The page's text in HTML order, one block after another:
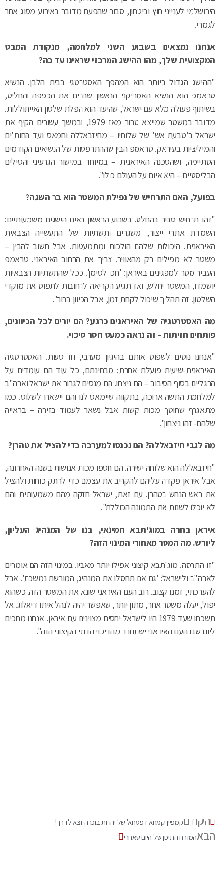
הירושלמי לענייני חוץ וביטחון, סבור שהפעם מדובר באירוע מסוג אחר
לגמרי.
אנחנו נמצאים בשבוע השני למלחמה, מנקודת המבט
המקצועית שלך, מהו ההישג המרכזי שראינו עד כה?
"ההישג הגדול ביותר הוא המהפך האסטרטגי בבית הלבן. הנשיא
טראמפ הוא הנשיא האמריקני הראשון שהרים את הכפפה והחליט,
בשיתוף פעולה מלא עם ישראל, שהיעד הוא הפלת שלטון האייתוללות.
מדובר במשטר שמייצא טרור מאז 1979, ובמשך עשורים הקיף את
ישראל ב'טבעת אש' של שלוחיו – מחיזבאללה וחמאס ועד החות'ים
והמיליציות בעיראק. טראמפ הבין שההתרפסות של הנשיאים הקודמים
הסתיימה, ושהסכנה האיראנית – במיוחד במישור הגרעיני והטילים
הבליסטיים – היא איום על העולם כולו".
בפועל, האם התרחיש של נפילת המשטר הוא בר השגה?
"זהו תרחיש סביר בהחלט. בשבוע הראשון ראינו הישגים משמעותיים:
השמדת אתרי ייצור, משגרים ותשתיות של התעשייה הצבאית
האיראנית. היכולות שלהם הולכות ומתמעטות. אבל חשוב להבין –
משטר לא מפילים רק מהאוויר. צריך את הרחוב האיראני. טראמפ
העביר מסר למפגינים באיראן: 'חכו לסימן'. ככל שהתשתיות הצבאיות
יושמדו, המשטר יחלש, ואז תגיע הקריאה לרחובות לתפוס את מוקדי
השלטון. זה תהליך שיכול לקחת זמן, אבל הכיוון ברור".
מה האסטרטגיה של האיראנים כרגע? הם יורים לכל הכיוונים,
פותחים חזיתות – זה נראה כמעט חסר סיכוי.
"אנחנו נוטים לשפוט אותם בהיגיון מערבי, וזו טעות. האסטרטגיה
האיראנית-שיעית פועלת אחרת: מבחינתם, כל עוד הם עומדים על
הרגליים בסוף הסיבוב – הם ניצחו. הם מנסים לגרור את ישראל וארה"ב
למלחמת התשה ארוכה, בתקווה שיימאס לנו והם יישארו לשלוט. כמו
מתאגרף שחוטף מכות קשות אבל נשאר לעמוד בזירה – בראייה
שלהם- זהו ניצחון".
מה לגבי חיזבאללה? הם נכנסו למערכה כדי להציל את טהרן?
"חיזבאללה הוא שלוחה ישירה. הם חטפו מכות אנושות בשנה האחרונה,
אבל איראן פקדה עליהם להקריב את עצמם כדי לרתק כוחות ולהציל
את ראש הנחש בטהרן. עם זאת, ישראל חזקה מהם משמעותית והם
לא יוכלו לשנות את התמונה הכוללת".
איראן בחרה במוג'תבא חמינאי, בנו של המנהיג העליון,
ליורש. מה המסר מאחורי המינוי הזה?
"זו התרסה. מוג'תבא קיצוני אפילו יותר מאביו. במינוי הזה הם אומרים
לארה"ב ולישראל: 'גם אם תחסלו את המנהיג, המורשת נמשכת'. אבל
להערכתי, זמנו קצוב. רוב העם האיראני שונא את המשטר הזה. כשהוא
יפול, יעלה משטר אחר, מתון יותר, שאפשר יהיה לנהל איתו דיאלוג. אל
תשכחו שעד 1979 היו לישראל יחסים מצוינים עם איראן. אנחנו מחכים
ליום שבו העם האיראני ישתחרר מהדיכוי הדתי הקיצוני הזה".
הקודםקמפיין 'קמחא דפסחא' של יהדות בוכרה יוצא לדרך!
הבאהמזרח התיכון של היום שאחרי